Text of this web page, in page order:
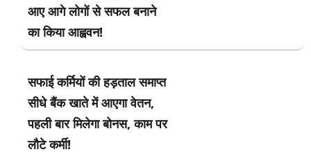
आए आगे लोगों से सफल बनाने
का किया आह्ववन!
सफाई कर्मियों की हड़ताल समाप्त
सीधे बैंक खाते में आएगा वेतन,
पहली बार मिलेगा बोनस, काम पर
लौटे कर्मी!